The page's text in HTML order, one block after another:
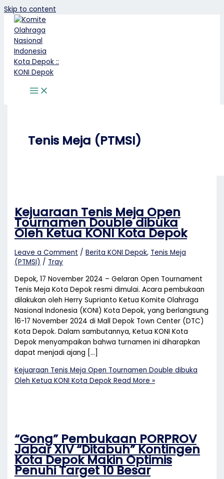
Skip to content
Tenis Meja (PTMSI)
Kejuaraan Tenis Meja Open
Tournamen Double dibuka
Oleh Ketua KONI Kota Depok
Leave a Comment /Berita KONI Depok, Tenis Meja
(PTMSI) / Tray
Depok, 17 November 2024 – Gelaran Open Tournament
Tenis Meja Kota Depok resmi dimulai. Acara pembukaan
dilakukan oleh Herry Suprianto Ketua Komite Olahraga
Nasional Indonesia (KONI) Kota Depok, yang berlangsung
16-17 November 2024 di Mall Depok Town Center (DTC)
Kota Depok. Dalam sambutannya, Ketua KONI Kota
Depok menyampaikan bahwa turnamen ini diharapkan
dapat menjadi ajang […]
Kejuaraan Tenis Meja Open Tournamen Double dibuka
Oleh Ketua KONI Kota Depok Read More »
“Gong” Pembukaan PORPROV
Jabar XIV “Ditabuh” Kontingen
Kota Depok Makin Optimis
Penuhi Target 10 Besar